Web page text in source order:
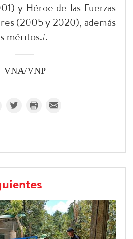
y Héroe de las Fuerzas
(2005 y 2020), además
méritos./.
VNA/VNP